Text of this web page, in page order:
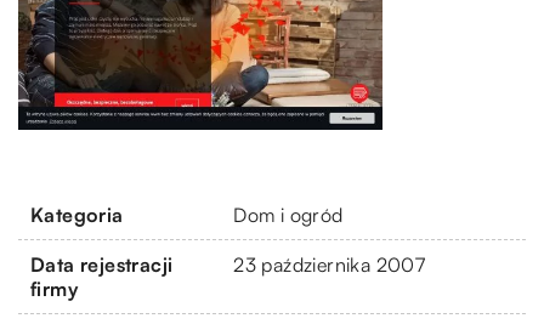
Kategoria Dom i ogród
Data rejestracji
firmy
23 października 2007